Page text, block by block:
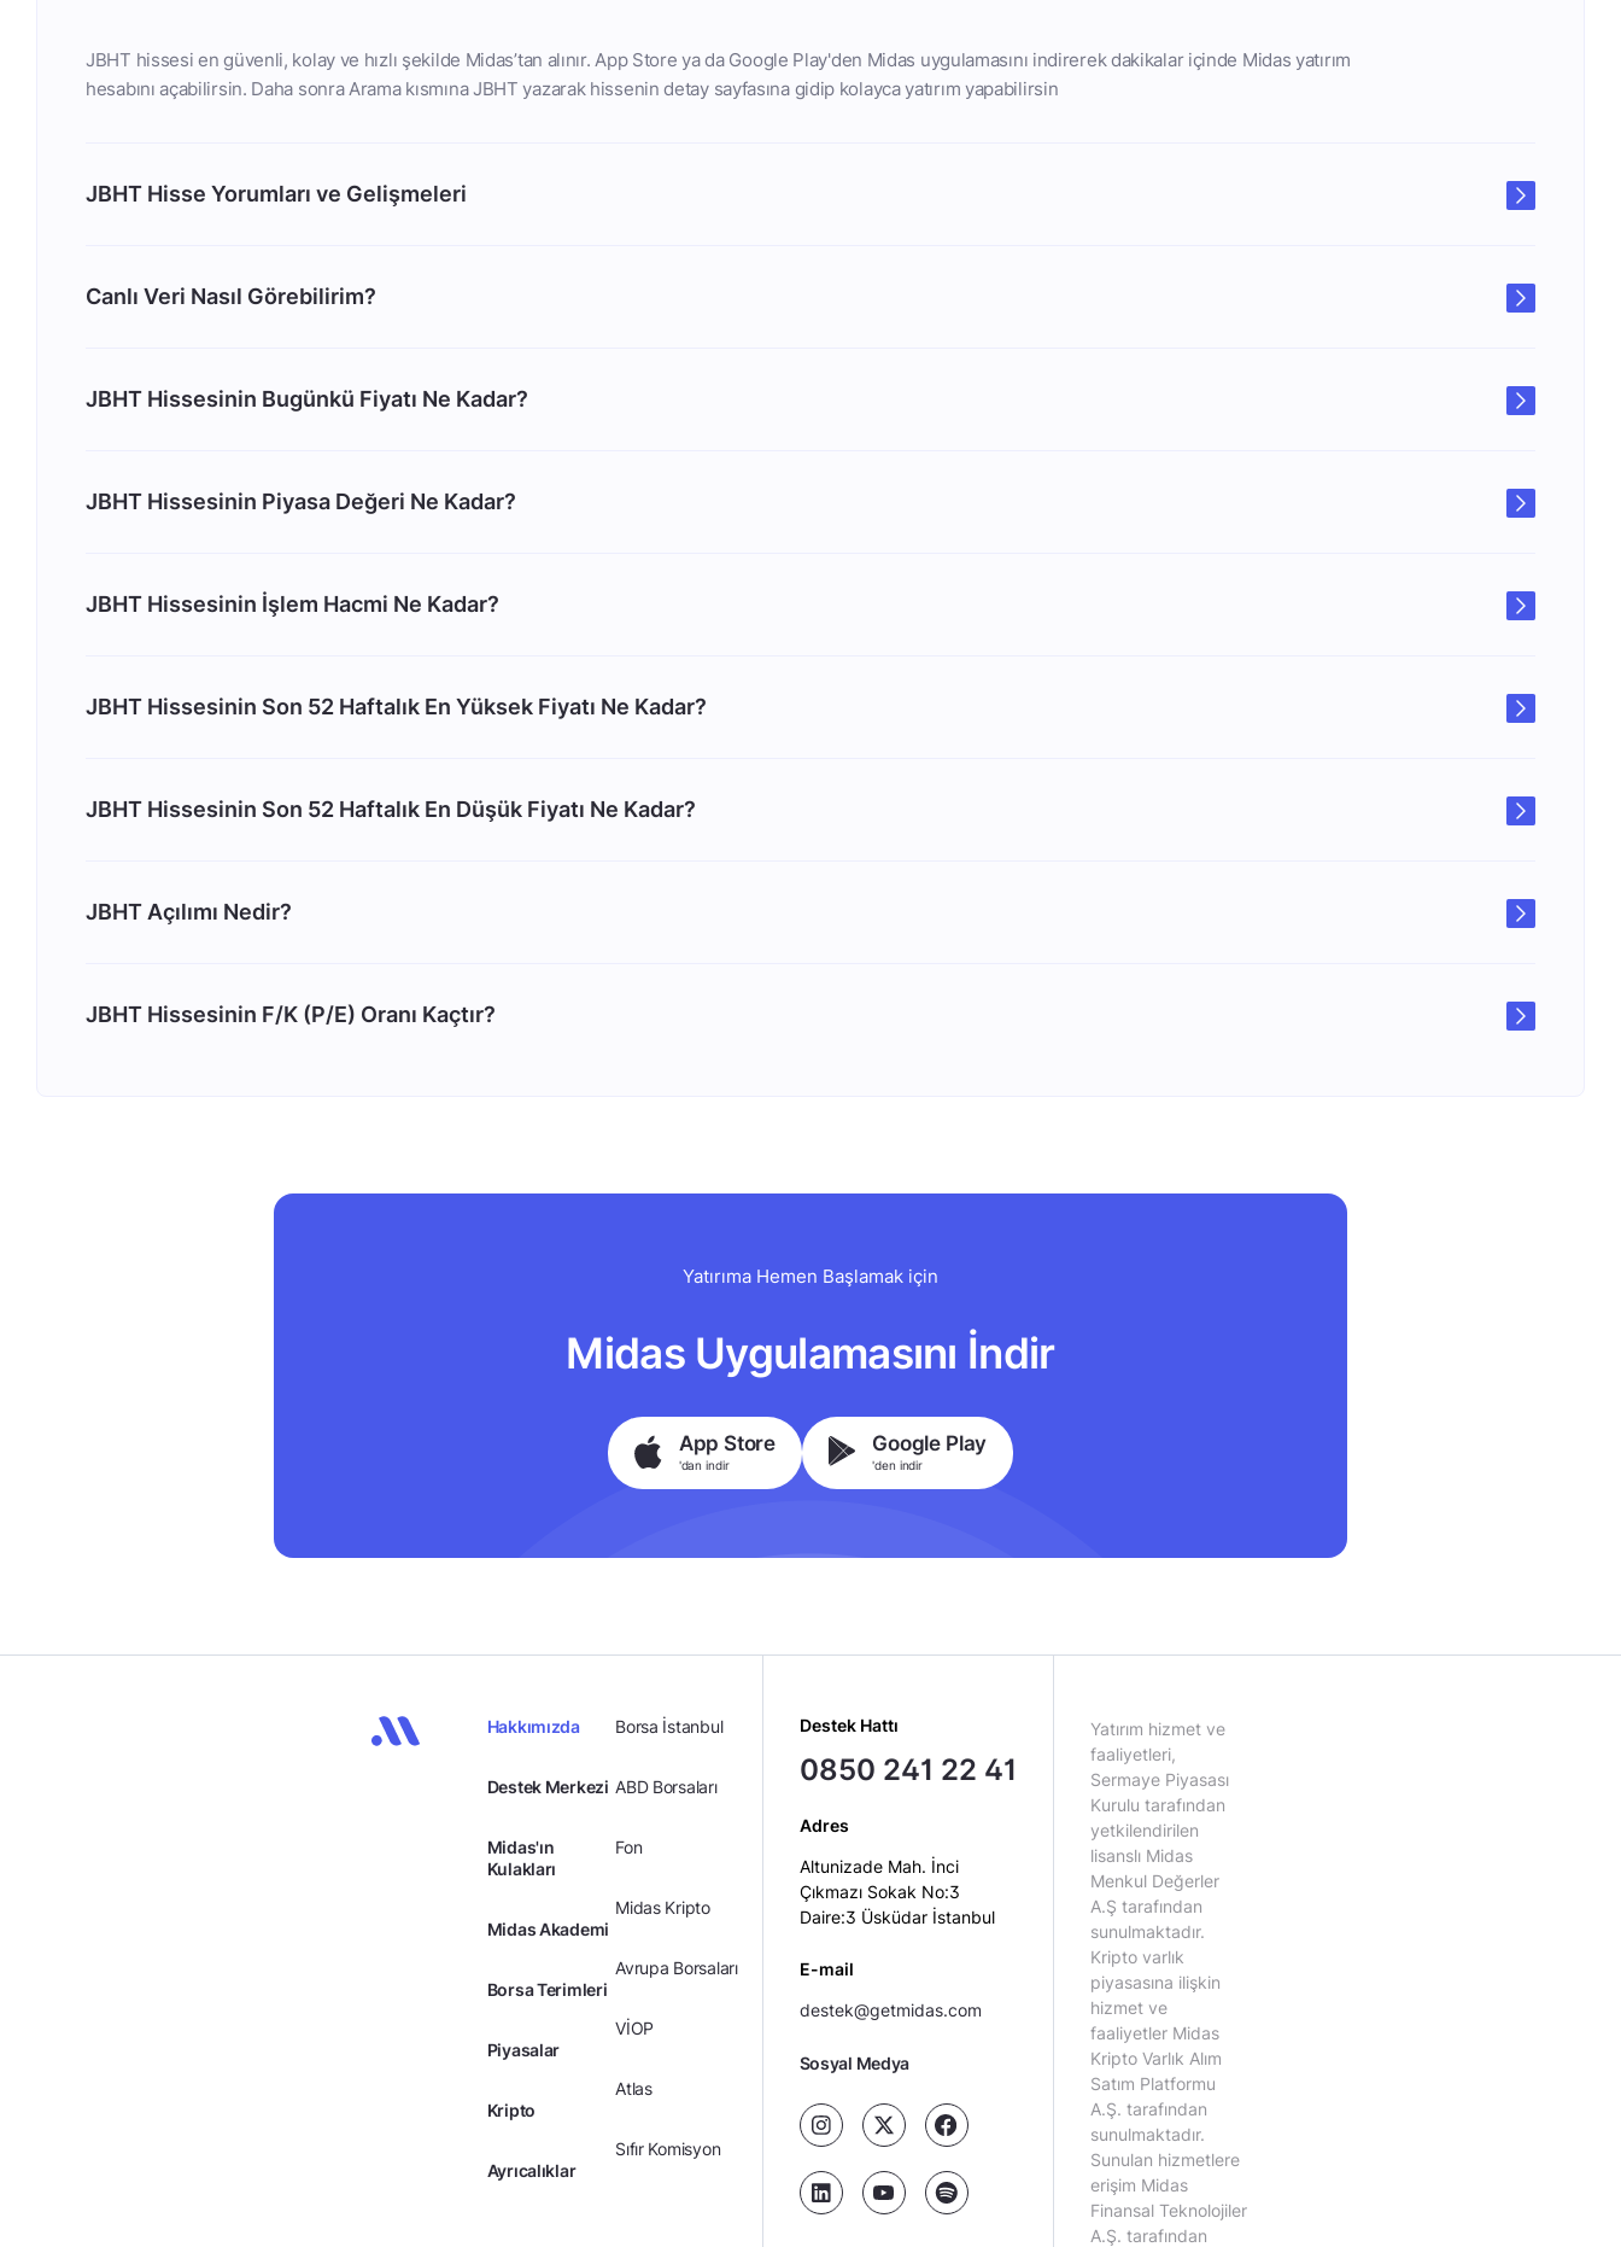
JBHT hissesi en güvenli, kolay ve hızlı şekilde Midas’tan alınır. App Store ya da Google Play'den Midas uygulamasını indirerek dakikalar içinde Midas yatırım
hesabını açabilirsin. Daha sonra Arama kısmına JBHT yazarak hissenin detay sayfasına gidip kolayca yatırım yapabilirsin
JBHT Hisse Yorumları ve Gelişmeleri
Canlı Veri Nasıl Görebilirim?
JBHT Hissesinin Bugünkü Fiyatı Ne Kadar?
JBHT Hissesinin Piyasa Değeri Ne Kadar?
JBHT Hissesinin İşlem Hacmi Ne Kadar?
JBHT Hissesinin Son 52 Haftalık En Yüksek Fiyatı Ne Kadar?
JBHT Hissesinin Son 52 Haftalık En Düşük Fiyatı Ne Kadar?
JBHT Açılımı Nedir?
JBHT Hissesinin F/K (P/E) Oranı Kaçtır?
Yatırıma Hemen Başlamak için
Midas Uygulamasını İndir
App Store
'dan indir
Google Play
'den indir
Hakkımızda
Destek Merkezi
Midas'ın
Kulakları
Midas Akademi
Borsa Terimleri
Piyasalar
Kripto
Ayrıcalıklar
Borsa İstanbul
ABD Borsaları
Fon
Midas Kripto
Avrupa Borsaları
VİOP
Atlas
Sıfır Komisyon
Destek Hattı
0850 241 22 41
Adres
Altunizade Mah. İnci
Çıkmazı Sokak No:3
Daire:3 Üsküdar İstanbul
E-mail
destek@getmidas.com
Sosyal Medya
Yatırım hizmet ve
faaliyetleri,
Sermaye Piyasası
Kurulu tarafından
yetkilendirilen
lisanslı Midas
Menkul Değerler
A.Ş tarafından
sunulmaktadır.
Kripto varlık
piyasasına ilişkin
hizmet ve
faaliyetler Midas
Kripto Varlık Alım
Satım Platformu
A.Ş. tarafından
sunulmaktadır.
Sunulan hizmetlere
erişim Midas
Finansal Teknolojiler
A.Ş. tarafından